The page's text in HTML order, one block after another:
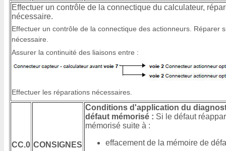
Effectuer un contrôle de la connectique du calculateur,
nécessaire.
Effectuer un contrôle de la connectique des actionneurs. Réparer
nécessaire.
Assurer la continuité des liaisons entre :
Effectuer les réparations nécessaires.
CC.0 CONSIGNES
Conditions d'application du
défaut mémorisé : Si le défaut
mémorisé suite à :
effacement de la mémoire de